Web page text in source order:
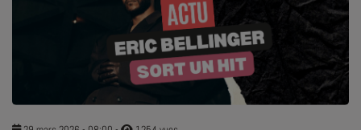
Flash News